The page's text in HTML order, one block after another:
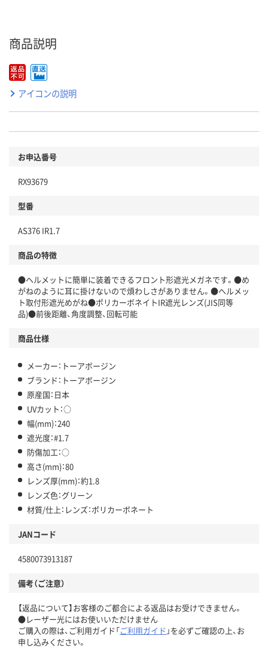
商品説明
アイコンの説明
お申込番号
RX93679
型番
AS376 IR1.7
商品の特徴
●ヘルメットに簡単に装着できるフロント形遮光メガネです。●め
がねのように耳に掛けないので煩わしさがありません。●ヘルメッ
ト取付形遮光めがね●ポリカーボネイトIR遮光レンズ(JIS同等
品)●前後距離、角度調整、回転可能
商品仕様
メーカー：トーアボージン
ブランド：トーアボージン
原産国：日本
UVカット：○
幅(mm)：240
遮光度：#1.7
防傷加工：○
高さ(mm)：80
レンズ厚(mm)：約1.8
レンズ色：グリーン
材質/仕上：レンズ：ポリカーボネート
JANコード
4580073913187
備考（ご注意）
【返品について】お客様のご都合による返品はお受けできません。
●レーザー光にはお使いいただけません
ご購入の際は、ご利用ガイド「ご利用ガイド 」を必ずご確認の上、お
申し込みください。